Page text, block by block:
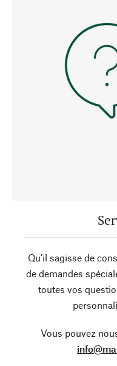
Qu’il sagisse de
de demandes
toutes vos
Vous pouvez